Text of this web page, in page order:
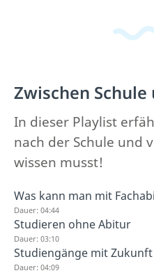
Zwischen
In dieser Playlist
nach der Schule und
wissen musst!
Was kann man mit
Dauer: 04:44
Studieren ohne Abitur
Dauer: 03:10
Studiengänge mit Zukunft
Dauer: 04:09